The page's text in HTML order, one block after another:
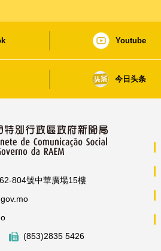
Youtube
今日头条
804號中華廣場15樓
(853)2835 5426